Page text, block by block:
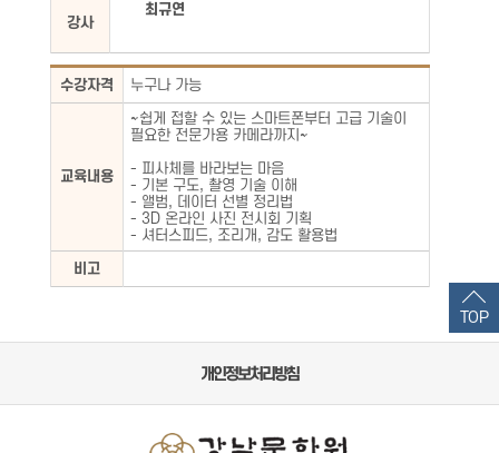
강사
최규연
수강자격 누구나 가능
교육내용
~쉽게 접할 수 있는 스마트폰부터 고급 기술이
필요한 전문가용 카메라까지~
- 피사체를 바라보는 마음
- 기본 구도, 촬영 기술 이해
- 앨범, 데이터 선별 정리법
- 3D 온라인 사진 전시회 기획
- 셔터스피드, 조리개, 감도 활용법
비고
개인정보처리방침
TOP